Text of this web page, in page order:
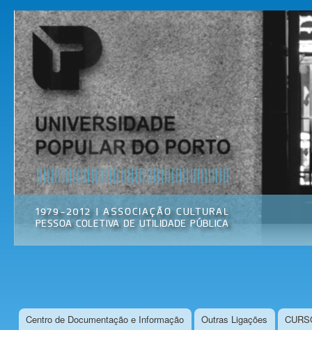
Universidade
Popular do
Porto
Associação
Cultural
Menu principal
Centro de Documentação e Informação Outras Ligações